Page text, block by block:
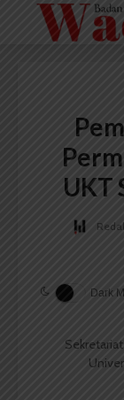
UKT
Dark